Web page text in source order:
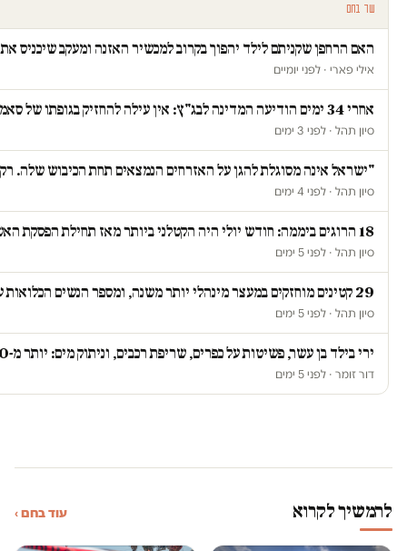
עוד בחם
האם הרחפן שקניתם לילד יהפוך בקרוב למכשיר האזנה ומעקב
אילי פארי · לפני יומיים
אחרי 34 ימים הודיעה המדינה לבג"ץ: אין עילה להחזיק בגופתו של סאמי ג'עסוס
סיון תהל · לפני 3 ימים
"ישראל אינה מסוגלת להגן על האזרחים הנמצאים תחת הכיבוש שלה. רק
סיון תהל · לפני 4 ימים
18 הרוגים ביממה: חודש יולי היה הקטלני ביותר מאז תחילת הפסקת האש ברצועת עזה
סיון תהל · לפני 5 ימים
29 קטינים מוחזקים במעצר מינהלי יותר משנה, ומספר הנשים הכלואות על רקע ביטחוני זינק ב-67 אחוז
סיון תהל · לפני 5 ימים
ירי בילד בן עשר, פשיטות על כפרים, שריפת רכבים, וניתוק מים: יותר מ-20 תקיפות ביממה אחת בגדה
דור זומר · לפני 5 ימים
להמשיך לקרוא עוד בחם ›